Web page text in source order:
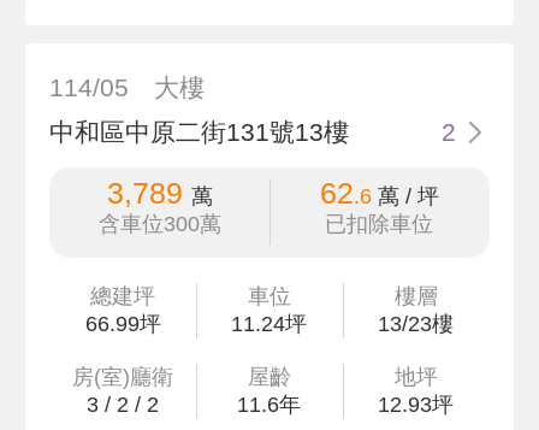
114/05
大樓
中和區中原二街131號13樓
2
3,789 萬
含車位300萬
62.6萬 / 坪
已扣除車位
總建坪
66.99坪
車位
11.24坪
樓層
13/23樓
房(室)廳衛
3 / 2 / 2
屋齡
11.6年
地坪
12.93坪